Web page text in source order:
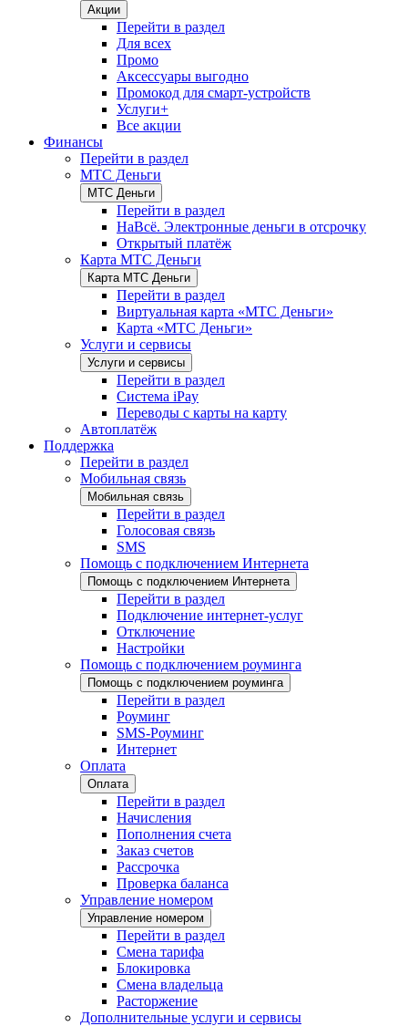
Акции
Перейти в раздел
Для всех
Промо
Аксессуары выгодно
Промокод для смарт-устройств
Услуги+
Все акции
Финансы
Перейти в раздел
МТС Деньги
МТС Деньги
Перейти в раздел
НаВсё. Электронные деньги в отсрочку
Открытый платёж
Карта МТС Деньги
Карта МТС Деньги
Перейти в раздел
Виртуальная карта «МТС Деньги»
Карта «МТС Деньги»
Услуги и сервисы
Услуги и сервисы
Перейти в раздел
Система iPay
Переводы с карты на карту
Автоплатёж
Поддержка
Перейти в раздел
Мобильная связь
Мобильная связь
Перейти в раздел
Голосовая связь
SMS
Помощь с подключением Интернета
Помощь с подключением Интернета
Перейти в раздел
Подключение интернет-услуг
Отключение
Настройки
Помощь с подключением роуминга
Помощь с подключением роуминга
Перейти в раздел
Роуминг
SMS-Роуминг
Интернет
Оплата
Оплата
Перейти в раздел
Начисления
Пополнения счета
Заказ счетов
Рассрочка
Проверка баланса
Управление номером
Управление номером
Перейти в раздел
Смена тарифа
Блокировка
Смена владельца
Расторжение
Дополнительные услуги и сервисы